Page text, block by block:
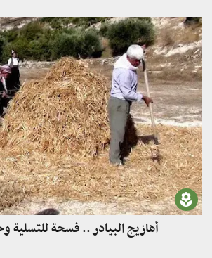
أهازيج البيادر .. فسحة للتسلية